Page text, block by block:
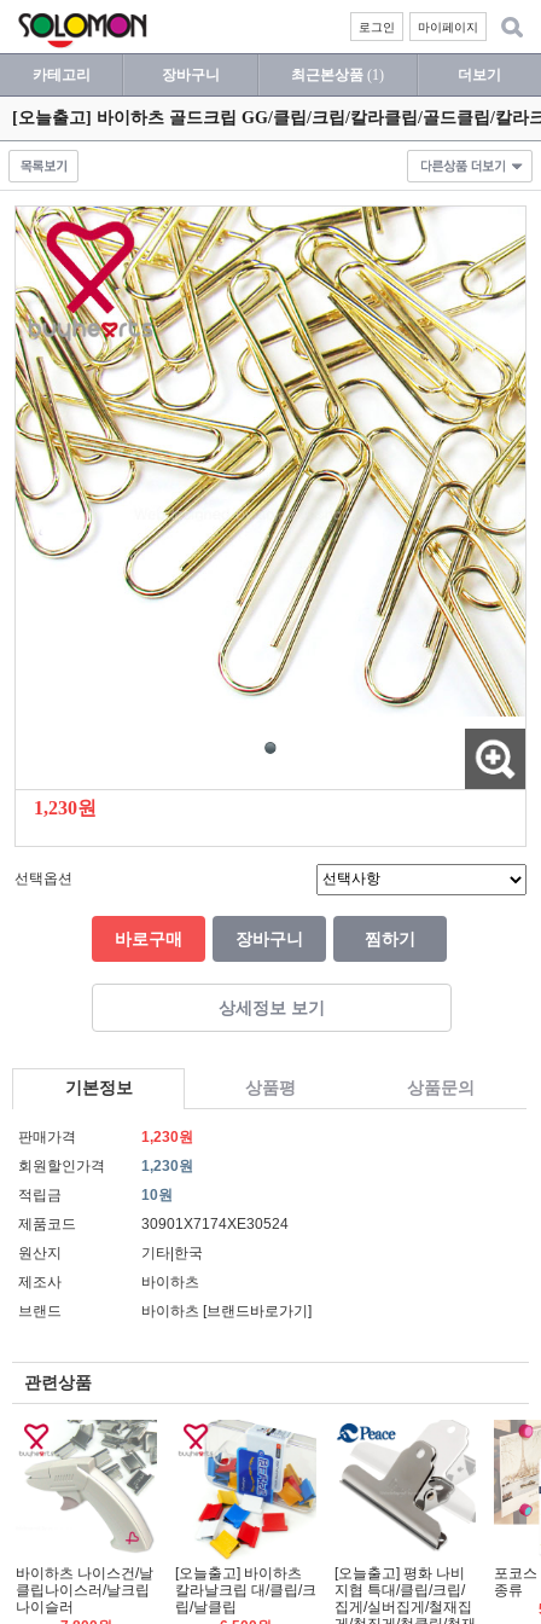
마이페이지
로그인
카테고리 장바구니 최근본상품 (1) 더보기
[오늘출고] 바이하츠 골드크립 GG/클립/크립/칼라클립/골드클립/칼라
1,230원
선택옵션
바로구매 장바구니 찜하기
상세정보 보기
기본정보 상품평 상품문의
판매가격
1,230원
회원할인가격
1,230원
적립금
10원
제품코드
30901X7174XE30524
원산지
기타|한국
제조사
바이하츠
브랜드
바이하츠 [브랜드바로가기]
관련상품
바이하츠 나이스건/날
클립나이스러/날크립
나이슬러
[오늘출고] 바이하츠
칼라날크립 대/클립/크
립/날클립
[오늘출고] 평화 나비
지협 특대/클립/크립/
집게/실버집게/철재집
포코
종류